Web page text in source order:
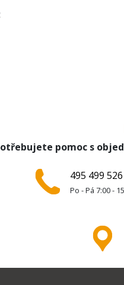
pomoc s
495 499 526
Po - Pá 7:00 -